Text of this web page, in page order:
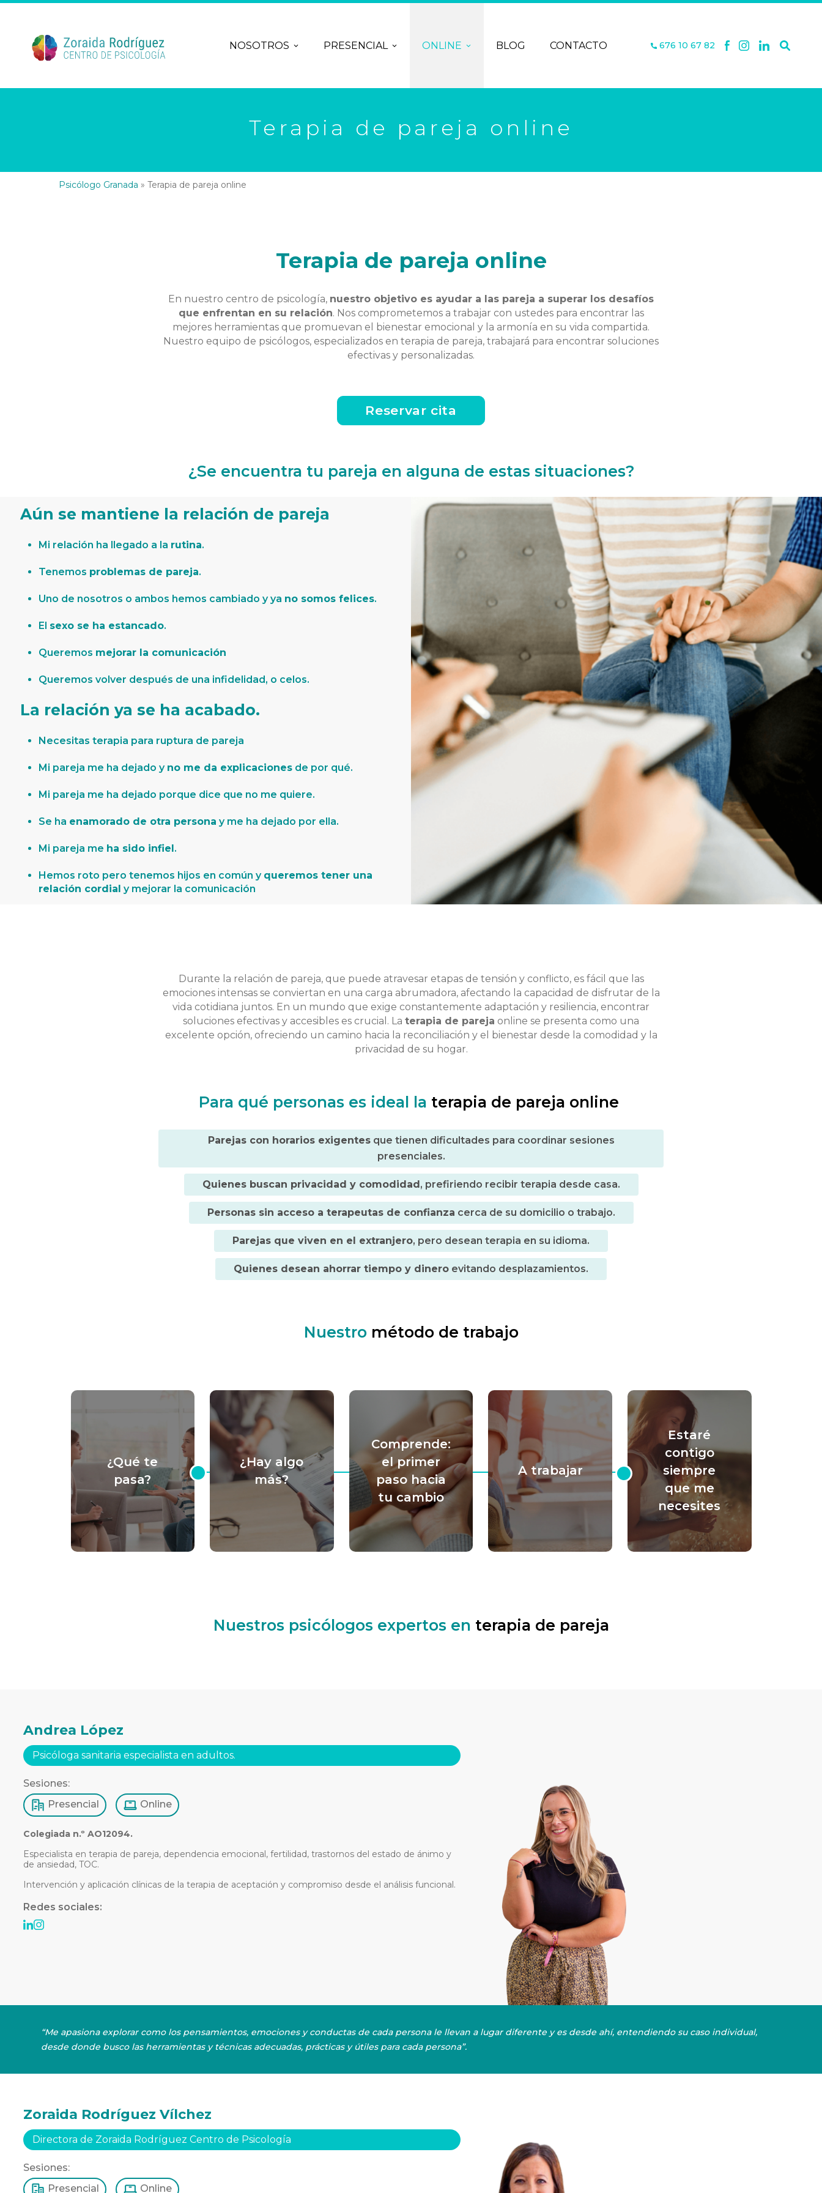
NOSOTROS PRESENCIAL ONLINE BLOG CONTACTO 676 10 67 82
Terapia de pareja online
Psicólogo Granada » Terapia de pareja online
Terapia de pareja online
En nuestro centro de psicología, nuestro objetivo es ayudar a las pareja a superar los desafíos
que enfrentan en su relación. Nos comprometemos a trabajar con ustedes para encontrar las
mejores herramientas que promuevan el bienestar emocional y la armonía en su vida compartida.
Nuestro equipo de psicólogos, especializados en terapia de pareja, trabajará para encontrar soluciones
efectivas y personalizadas.
Reservar cita
¿Se encuentra tu pareja en alguna de estas situaciones?
Aún se mantiene la relación de pareja
Mi relación ha llegado a la rutina.
Tenemos problemas de pareja.
Uno de nosotros o ambos hemos cambiado y ya no somos felices.
El sexo se ha estancado.
Queremos mejorar la comunicación
Queremos volver después de una infidelidad, o celos.
La relación ya se ha acabado.
Necesitas terapia para ruptura de pareja
Mi pareja me ha dejado y no me da explicaciones de por qué.
Mi pareja me ha dejado porque dice que no me quiere.
Se ha enamorado de otra persona y me ha dejado por ella.
Mi pareja me ha sido infiel .
Hemos roto pero tenemos hijos en común y queremos tener una
relación cordial y mejorar la comunicación
Durante la relación de pareja, que puede atravesar etapas de tensión y conflicto, es fácil que las
emociones intensas se conviertan en una carga abrumadora, afectando la capacidad de disfrutar de la
vida cotidiana juntos. En un mundo que exige constantemente adaptación y resiliencia, encontrar
soluciones efectivas y accesibles es crucial. La terapia de pareja online se presenta como una
excelente opción, ofreciendo un camino hacia la reconciliación y el bienestar desde la comodidad y la
privacidad de su hogar.
Para qué personas es ideal la terapia de pareja online
Parejas con horarios exigentesque tienen dificultades para coordinar sesiones
presenciales.
Quienes buscan privacidad y comodidad, prefiriendo recibir terapia desde casa.
Personas sin acceso a terapeutas de confianza cerca de su domicilio o trabajo.
Parejas que viven en el extranjero, pero desean terapia en su idioma.
Quienes desean ahorrar tiempo y dinero evitando desplazamientos.
Nuestrométodo de trabajo
¿Qué te
pasa?
¿Hay algo
más?
Comprende:
el primer
paso hacia
tu cambio
A trabajar
Estaré
contigo
siempre
que me
necesites
Nuestros psicólogos expertos en terapia de pareja
Andrea López
Psicóloga sanitaria especialista en adultos.
Sesiones:
Presencial
Online
Colegiada n.º AO12094.
Especialista en terapia de pareja, dependencia emocional, fertilidad, trastornos del estado de ánimo y
de ansiedad, TOC.
Intervención y aplicación clínicas de la terapia de aceptación y compromiso desde el análisis funcional.
Redes sociales:
“Me apasiona explorar como los pensamientos, emociones y conductas de cada persona le llevan a lugar diferente y es desde ahí, entendiendo su caso individual,
desde donde busco las herramientas y técnicas adecuadas, prácticas y útiles para cada persona”.
Zoraida Rodríguez Vílchez
Directora de Zoraida Rodríguez Centro de Psicología
Sesiones:
Presencial
Online